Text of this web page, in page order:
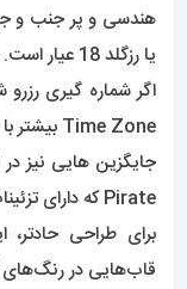
هندسی و پر جنب و
یا رزگلد 18 عیار است.
Time Zone بیشتر با سلیقه شما سازگار خواهد بود.
جایگزین هایی نیز
Pirate که دارای تزئینات جمجمه و استخوان متقاطع هستند.
قاب‌هایی در رنگ‌های